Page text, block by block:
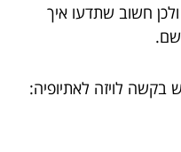
ולכן חשוב שתדעו איך
בקשה לויזה לאתיופיה: